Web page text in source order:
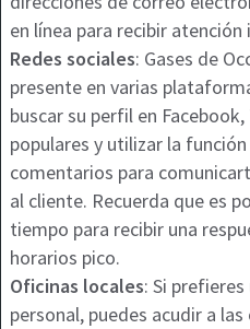
en línea para recibir
Redes sociales: Gases de
presente en varias
buscar su perfil en
populares y utilizar la
comentarios para
al cliente. Recuerda que es
tiempo para recibir una
horarios pico.
Oficinas locales: Si
personal, puedes acudir a